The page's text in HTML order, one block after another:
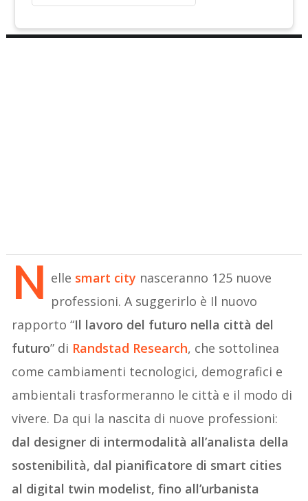
N elle smart city nasceranno 125 nuove
professioni. A suggerirlo è Il nuovo
rapporto “Il lavoro del futuro nella città del
futuro” di Randstad Research, che sottolinea
come cambiamenti tecnologici, demografici e
ambientali trasformeranno le città e il modo di
vivere. Da qui la nascita di nuove professioni:
dal designer di intermodalità all’analista della
sostenibilità, dal pianificatore di smart cities
al digital twin modelist, fino all’urbanista